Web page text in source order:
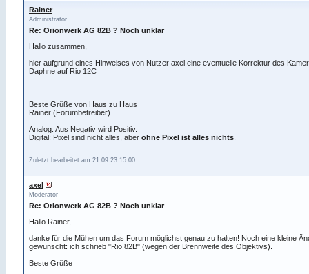
Rainer
Administrator
Re: Orionwerk AG 82B ? Noch unklar
Hallo zusammen,
hier aufgrund eines Hinweises von Nutzer axel eine eventuelle Korrektur des
Daphne auf Rio 12C
Beste Grüße von Haus zu Haus
Rainer (Forumbetreiber)
Analog: Aus Negativ wird Positiv.
Digital: Pixel sind nicht alles, aber ohne Pixel ist alles nichts
Zuletzt bearbeitet am 21.09.23 15:00
axel
Moderator
Re: Orionwerk AG 82B ? Noch unklar
Hallo Rainer,
danke für die Mühen um das Forum möglichst genau zu halten! Noch eine kleine
gewünscht: ich schrieb "Rio 82B" (wegen der Brennweite des Objektivs).
Beste Grüße